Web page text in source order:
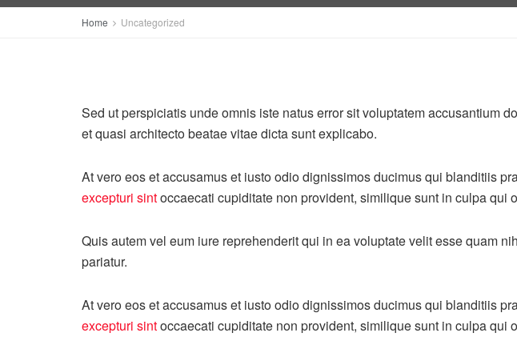
Home Uncategorized
Sed ut perspiciatis unde omnis iste natus error sit voluptatem accusantium
et quasi architecto beatae vitae dicta sunt explicabo.
At vero eos et accusamus et iusto odio dignissimos ducimus qui blanditiis
excepturi sintoccaecati cupiditate non provident, similique sunt in culpa qui
Quis autem vel eum iure reprehenderit qui in ea voluptate velit esse quam
pariatur.
At vero eos et accusamus et iusto odio dignissimos ducimus qui blanditiis
excepturi sintoccaecati cupiditate non provident, similique sunt in culpa qui